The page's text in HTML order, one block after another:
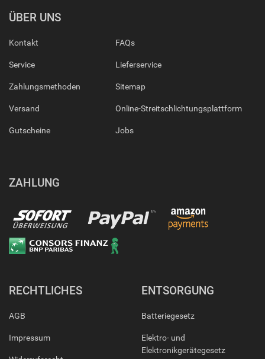
ÜBER UNS
Kontakt
Service
Zahlungsmethoden
Versand
Gutscheine
FAQs
Lieferservice
Sitemap
Online-Streitschlichtungsplattform
Jobs
ZAHLUNG
RECHTLICHES
AGB
Impressum
ENTSORGUNG
Batteriegesetz
Elektro- und
Elektronikgerätegesetz